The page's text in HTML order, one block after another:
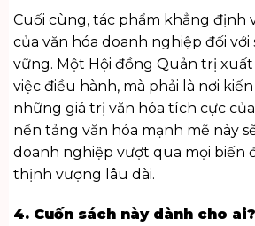
Cuối cùng, tác phẩm khẳng định
của văn hóa doanh nghiệp đối
vững. Một Hội đồng Quản trị
việc điều hành, mà phải là nơi
những giá trị văn hóa tích cực
nền tảng văn hóa mạnh mẽ này
doanh nghiệp vượt qua mọi biến
thịnh vượng lâu dài.
4. Cuốn sách này dành cho ai?